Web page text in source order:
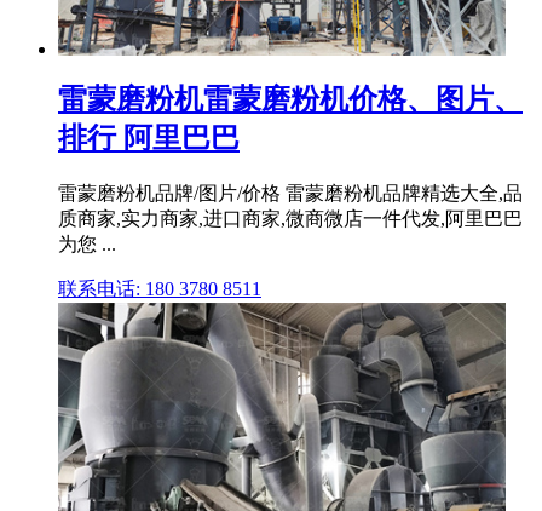
雷蒙磨粉机雷蒙磨粉机价格、图片、
排行 阿里巴巴
雷蒙磨粉机品牌/图片/价格 雷蒙磨粉机品牌精选大全,品
质商家,实力商家,进口商家,微商微店一件代发,阿里巴巴
为您 ...
联系电话: 180 3780 8511